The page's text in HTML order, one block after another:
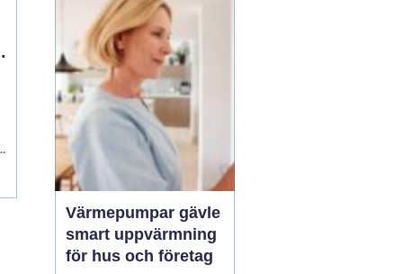
eller går den att rädda
med en reservdel? Allt
fler upptäcker att <...
Värmepumpar gävle
smart uppvärmning
för hus och företag